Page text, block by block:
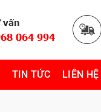
vấn
064 994
TIN TỨC LIÊN HỆ